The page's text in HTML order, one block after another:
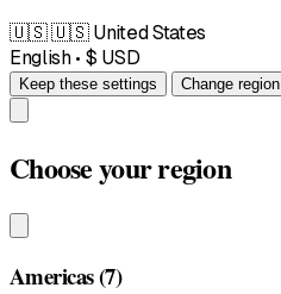
🇺🇸🇺🇸 United States
English • $ USD
Keep these settings Change region
Choose your region
Americas(7)